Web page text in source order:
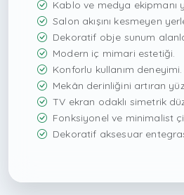
Kablo ve medya ekipmanı
Salon akışını kesmeyen
Dekoratif obje sunum
Modern iç mimari estetiği.
Konforlu kullanım deneyimi.
Mekân derinliğini artıran
TV ekran odaklı simetrik
Fonksiyonel ve minimalist
Dekoratif aksesuar